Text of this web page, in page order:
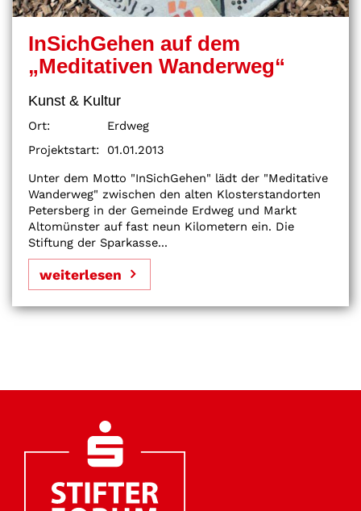
InSichGehen auf dem
„Meditativen Wanderweg“
Kunst & Kultur
Ort:
Erdweg
Projektstart:
01.01.2013
Unter dem Motto "InSichGehen" lädt der "Meditative
Wanderweg" zwischen den alten Klosterstandorten
Petersberg in der Gemeinde Erdweg und Markt
Altomünster auf fast neun Kilometern ein. Die
Stiftung der Sparkasse...
weiterlesen